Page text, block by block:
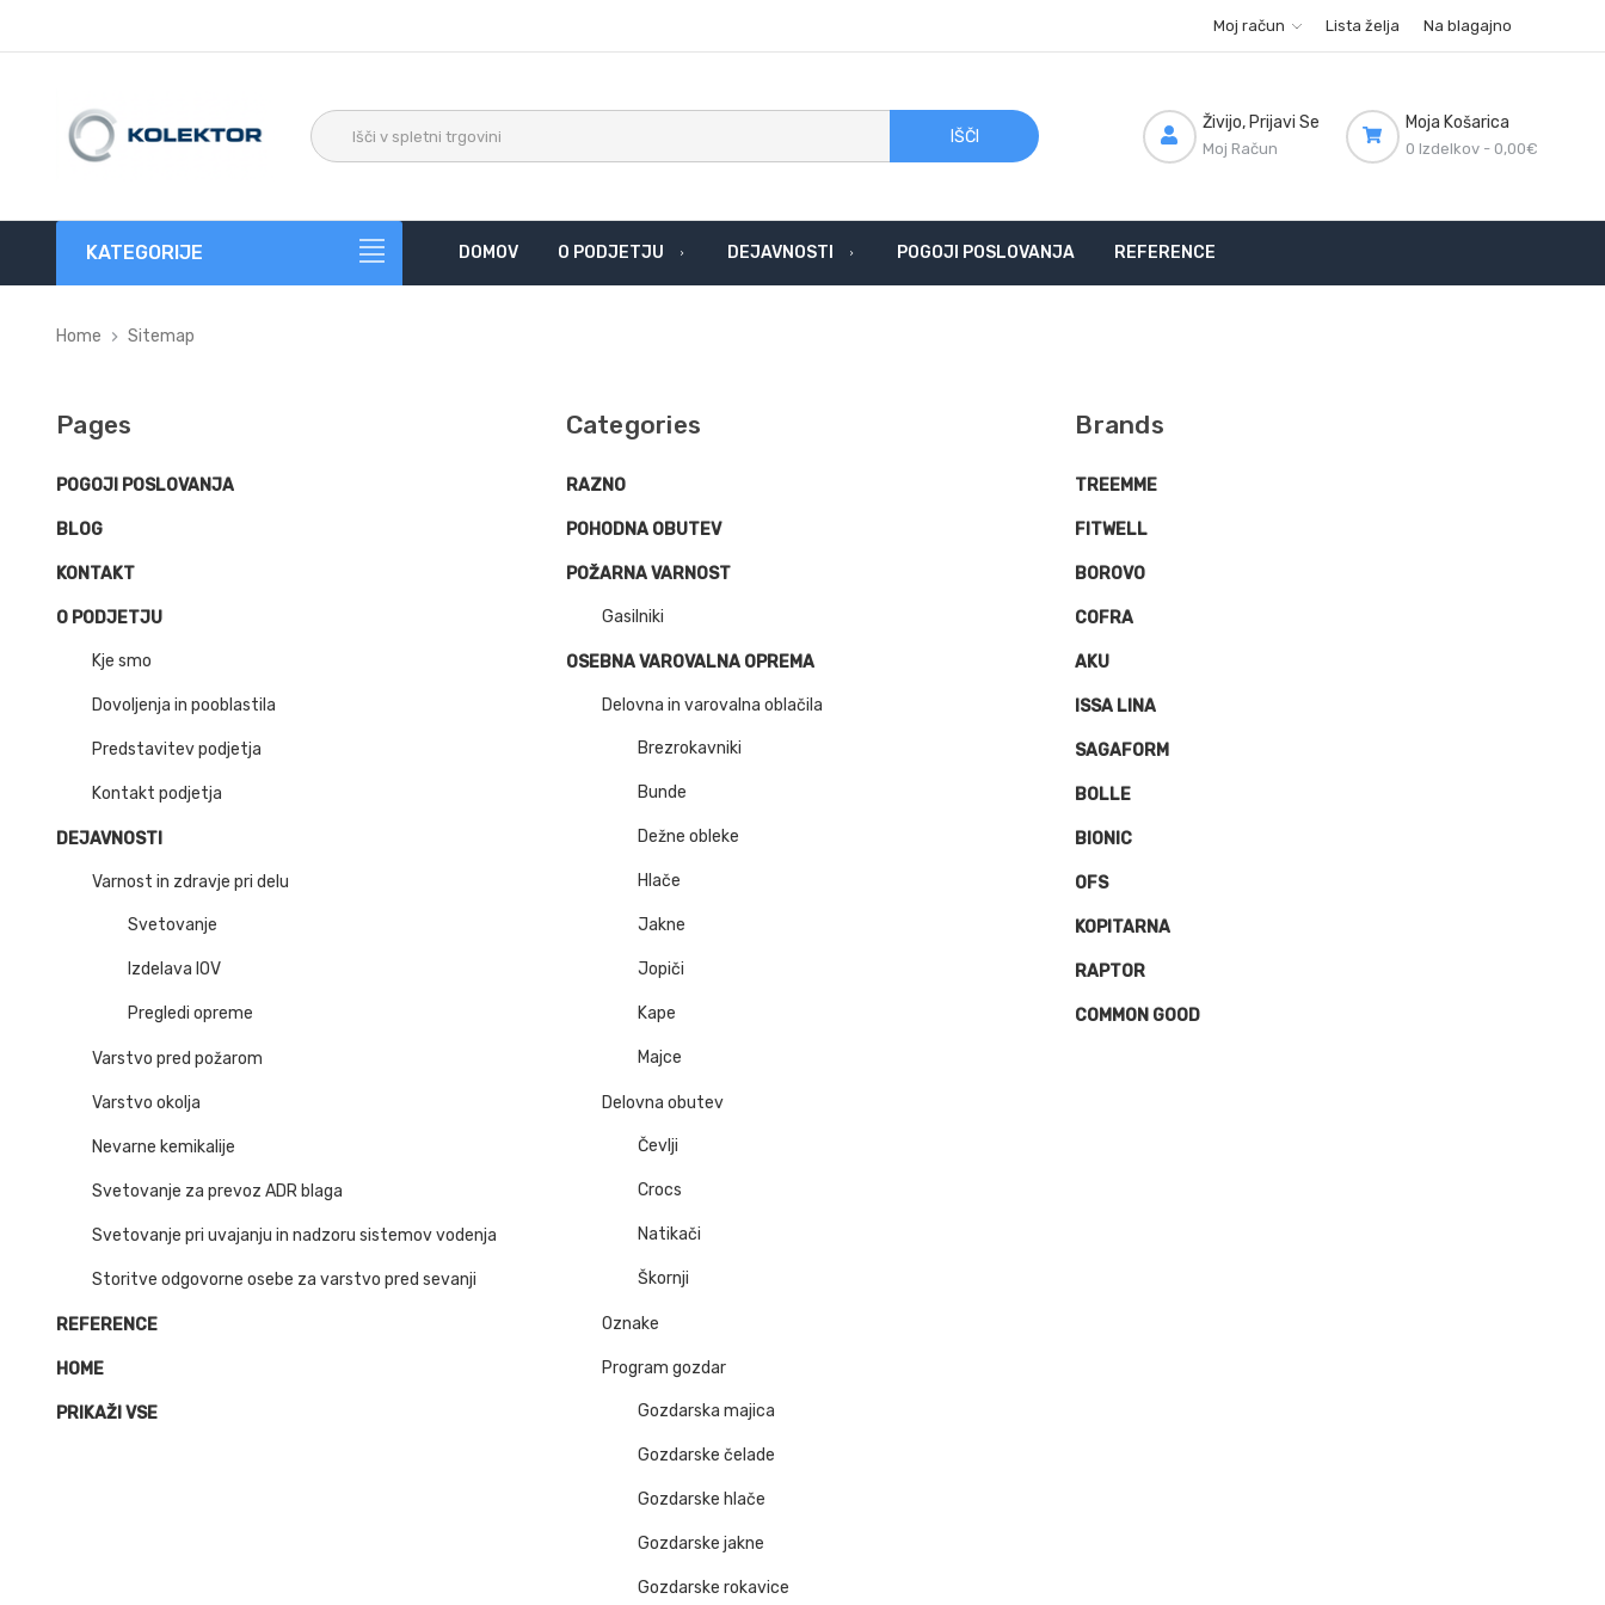
Moj račun Lista želja Na blagajno
IŠČI
Živijo, Prijavi Se
Moj Račun
Moja Košarica
0 Izdelkov - 0,00€
KATEGORIJE DOMOV O PODJETJU DEJAVNOSTI POGOJI POSLOVANJA REFERENCE
Home Sitemap
Pages
POGOJI POSLOVANJA
BLOG
KONTAKT
O PODJETJU
Kje smo
Dovoljenja in pooblastila
Predstavitev podjetja
Kontakt podjetja
DEJAVNOSTI
Varnost in zdravje pri delu
Svetovanje
Izdelava IOV
Pregledi opreme
Varstvo pred požarom
Varstvo okolja
Nevarne kemikalije
Svetovanje za prevoz ADR blaga
Svetovanje pri uvajanju in nadzoru sistemov vodenja
Storitve odgovorne osebe za varstvo pred sevanji
REFERENCE
HOME
PRIKAŽI VSE
Categories
RAZNO
POHODNA OBUTEV
POŽARNA VARNOST
Gasilniki
OSEBNA VAROVALNA OPREMA
Delovna in varovalna oblačila
Brezrokavniki
Bunde
Dežne obleke
Hlače
Jakne
Jopiči
Kape
Majce
Delovna obutev
Čevlji
Crocs
Natikači
Škornji
Oznake
Program gozdar
Gozdarska majica
Gozdarske čelade
Gozdarske hlače
Gozdarske jakne
Gozdarske rokavice
Brands
TREEMME
FITWELL
BOROVO
COFRA
AKU
ISSA LINA
SAGAFORM
BOLLE
BIONIC
OFS
KOPITARNA
RAPTOR
COMMON GOOD